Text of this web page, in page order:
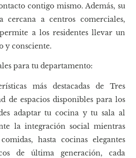
contigo mismo. Además, su
cercana a centros comerciales,
a los residentes llevar un
y consciente.
para tu departamento:
más destacadas de Tres
de espacios disponibles para los
adaptar tu cocina y tu sala al
la integración social mientras
hasta cocinas elegantes
de última generación, cada